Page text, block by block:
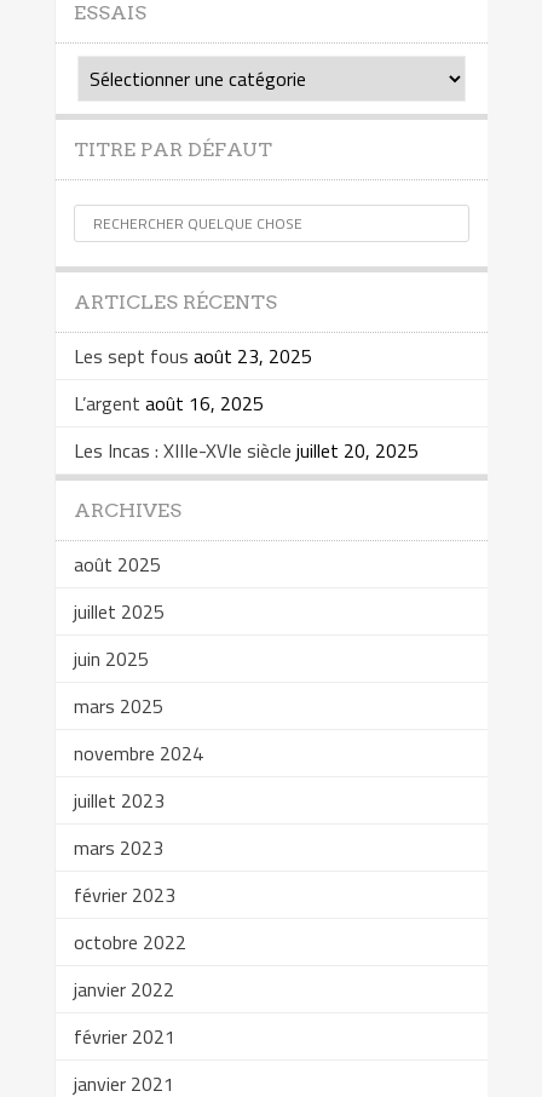
ESSAIS
Essais
TITRE PAR DÉFAUT
ARTICLES RÉCENTS
Les sept fous août 23, 2025
L’argent août 16, 2025
Les Incas : XIIIe-XVIe siècle juillet 20, 2025
ARCHIVES
août 2025
juillet 2025
juin 2025
mars 2025
novembre 2024
juillet 2023
mars 2023
février 2023
octobre 2022
janvier 2022
février 2021
janvier 2021